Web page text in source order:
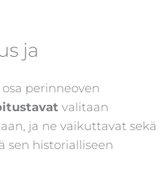
ja
perinneoven
valitaan
ja ne vaikuttavat sekä
sen historialliseen